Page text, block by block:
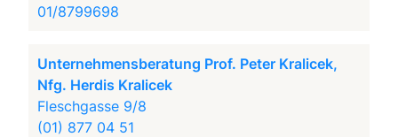
01/8799698
Unternehmensberatung Prof. Peter Kralicek,
Nfg. Herdis Kralicek
Fleschgasse 9/8
(01) 877 04 51